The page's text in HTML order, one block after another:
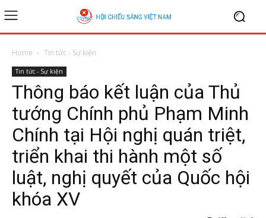
Home Tin tức - Sự kiện
Tin tức - Sự kiện
Thông báo kết luận của Thủ
tướng Chính phủ Phạm Minh
Chính tại Hội nghị quán triệt,
triển khai thi hành một số
luật, nghị quyết của Quốc hội
khóa XV